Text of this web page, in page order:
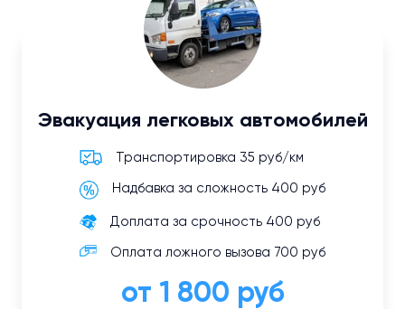
Эвакуация легковых автомобилей
Транспортировка 35 руб/км
Надбавка за сложность 400 руб
Доплата за срочность 400 руб
Оплата ложного вызова 700 руб
от 1 800 руб